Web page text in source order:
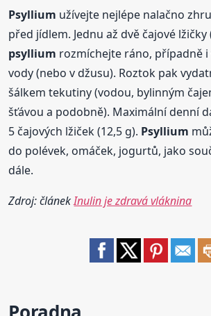
Psyllium užívejte nejlépe nalačno
před jídlem. Jednu až dvě čajové lžičky
psyllium rozmíchejte ráno, případně i
vody (nebo v džusu). Roztok pak
šálkem tekutiny (vodou, bylinným
šťávou a podobně). Maximální denní
5 čajových lžiček (12,5 g). Psyllium
do polévek, omáček, jogurtů, jako
dále.
Zdroj: článekInulin je zdravá vláknina